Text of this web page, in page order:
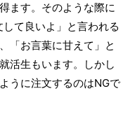
ます。そのような際に
て良いよ」と言われる
「お言葉に甘えて」と
活生もいます。しかし
うに注文するのはNGで